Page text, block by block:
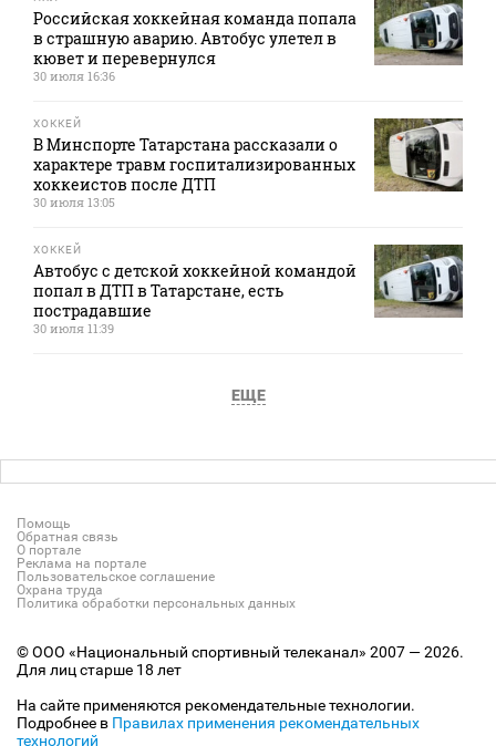
Российская хоккейная команда попала
в страшную аварию. Автобус улетел в
кювет и перевернулся
30 июля 16:36
ХОККЕЙ
В Минспорте Татарстана рассказали о
характере травм госпитализированных
хоккеистов после ДТП
30 июля 13:05
ХОККЕЙ
Автобус с детской хоккейной командой
попал в ДТП в Татарстане, есть
пострадавшие
30 июля 11:39
ЕЩЕ
Помощь
Обратная связь
О портале
Реклама на портале
Пользовательское соглашение
Охрана труда
Политика обработки персональных данных
© ООО «Национальный спортивный телеканал» 2007 — 2026.
Для лиц старше 18 лет
На сайте применяются рекомендательные технологии.
Подробнее в Правилах применения рекомендательных
технологий